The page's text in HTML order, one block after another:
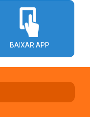
BAIXAR APP